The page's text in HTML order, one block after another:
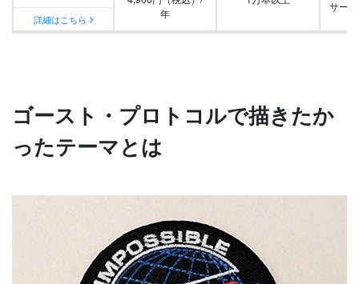
詳細はこちら
年
サー
ゴースト・プロトコルで描きたか
ったテーマとは